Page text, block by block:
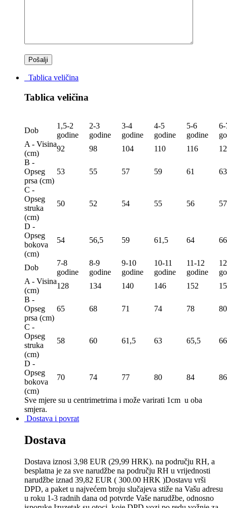
Tablica veličina
Tablica veličina
Dob
1,5-2
godine
2-3
godine
3-4
godine
4-5
godine
5-6
godine
6-
A - Visina
(сm)
92 98 104 110 116
B -
Opseg
prsa (сm)
53 55 57 59 61 63
C -
Opseg
struka
(сm)
50 52 54 55 56 57
D -
Opseg
bokova
(сm)
54 56,5 59 61,5 64 66
Dob
7-8
godine
8-9
godine
9-10
godine
10-11
godine
11-12
godine
A - Visina
(сm)
128 134 140 146 152
B -
Opseg
prsa (сm)
65 68 71 74 78 80
C -
Opseg
struka
(сm)
58 60 61,5 63 65,5
D -
Opseg
bokova
(сm)
70 74 77 80 84 86
Sve mjere su u centrimetrima i može varirati 1cm u oba
smjera.
Dostava i povrat
Dostava
Dostava iznosi 3,98 EUR (29,99 HRK). na području RH, a
besplatna je za sve narudžbe na području RH u vrijednosti
narudžbe iznad 39,82 EUR ( 300.00 HRK )Dostavu vrši
DPD, a paket u najvećem broju slučajeva stiže na Vašu adresu
u roku 1-3 radnih dana od potvrde Vaše narudžbe, odnosno